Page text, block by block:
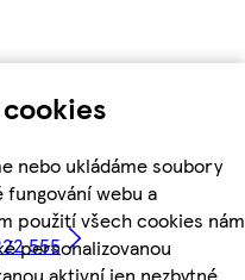
nebo ukládáme soubory
webu a
použití všech cookies nám
personalizovanou
aktivní jen nezbytné
555